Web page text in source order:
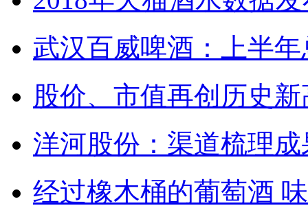
武汉百威啤酒：上半
股价、市值再创历史
洋河股份：渠道梳理
经过橡木桶的葡萄酒